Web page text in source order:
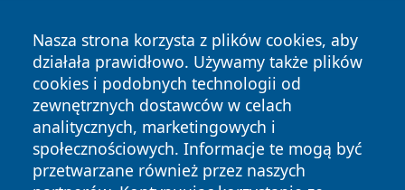
Nasza strona korzysta z plików cookies, aby
działała prawidłowo. Używamy także plików
cookies i podobnych technologii od
zewnętrznych dostawców w celach
analitycznych, marketingowych i
społecznościowych. Informacje te mogą być
przetwarzane również przez naszych
Copyright © 2026 stargardlokalnie.pl Wszystkie prawa